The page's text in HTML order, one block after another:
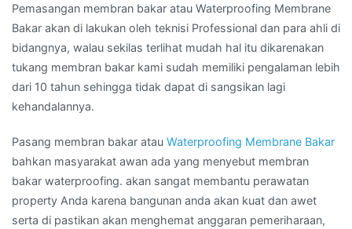
Pemasangan membran bakar atau Waterproofing Membrane
Bakar akan di lakukan oleh teknisi Professional dan para ahli di
bidangnya, walau sekilas terlihat mudah hal itu dikarenakan
tukang membran bakar kami sudah memiliki pengalaman lebih
dari 10 tahun sehingga tidak dapat di sangsikan lagi
kehandalannya.
Pasang membran bakar atau Waterproofing Membrane Bakar
bahkan masyarakat awan ada yang menyebut membran
bakar waterproofing. akan sangat membantu perawatan
property Anda karena bangunan anda akan kuat dan awet
serta di pastikan akan menghemat anggaran pemeriharaan,